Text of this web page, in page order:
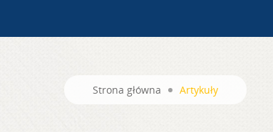
Strona główna Artykuły